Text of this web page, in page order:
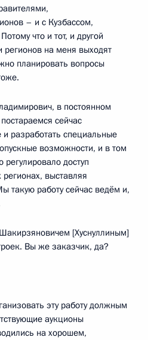
– и с Кузбассом,
что и тот, и другой
регионов на меня выходят
планировать вопросы
в постоянном
сейчас
и разработать специальные
возможности, и в том
регулировало доступ
выставляя
такую работу сейчас ведём и,
[Хуснуллиным]
Вы же заказчик, да?
эту работу должным
аукционы
на хорошем,